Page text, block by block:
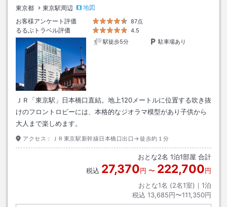
東京都 東京駅周辺
地図
お客様アンケート評価
87点
るるぶトラベル評価
4.5
駅徒歩5分
駐車場あり
ＪＲ「東京駅」日本橋口直結。地上120メートルに位置する吹き抜
けのフロントロビーには、本格的なジオラマ模型があり子供から
大人まで楽しめます。
アクセス： ＪＲ東京駅新幹線日本橋口出口→徒歩約１分
おとな2名 1泊1部屋 合計
税込 27,370円 〜 222,700円
おとな1名 (2名1室)｜ 1泊
税込 13,685円〜111,350円